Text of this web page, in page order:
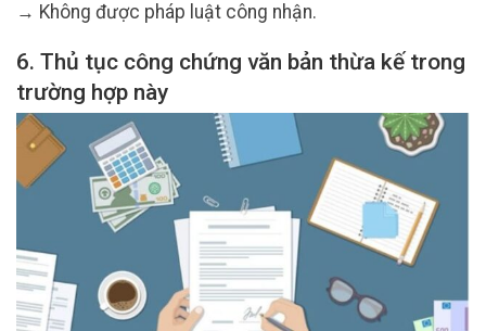
→ Không được pháp luật công nhận.
6. Thủ tục công chứng văn bản thừa kế trong
trường hợp này